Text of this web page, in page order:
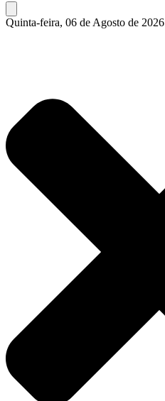
Quinta-feira, 06 de Agosto de 2026